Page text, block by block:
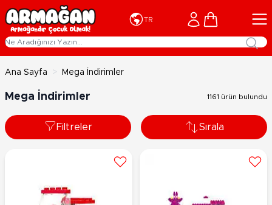
İçeriğe geç
TR Cart
Ana Sayfa > Mega İndirimler
Mega İndirimler 1161 ürün bulundu
Filtreler Sırala